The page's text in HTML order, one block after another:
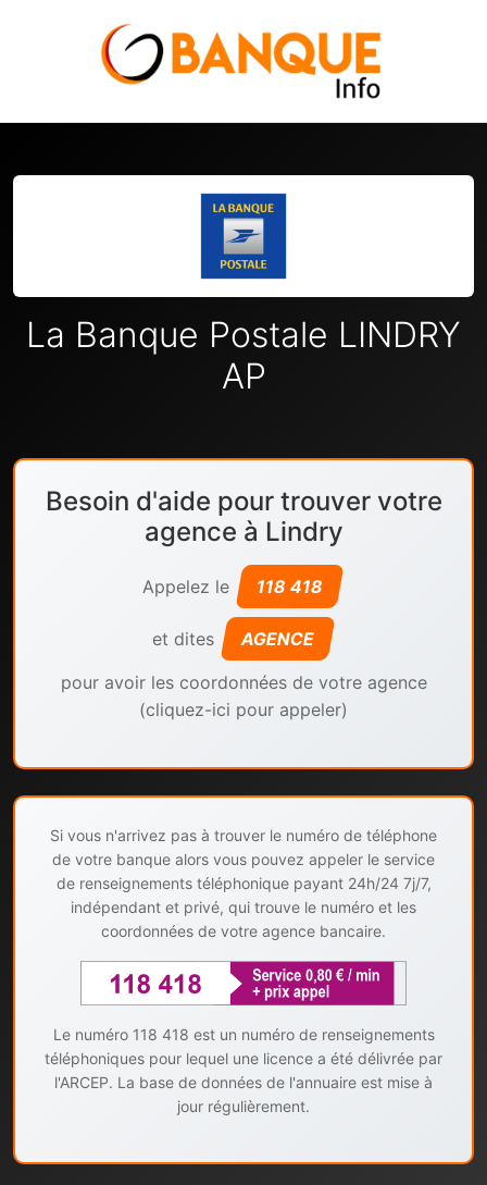
La Banque Postale LINDRY
AP
Besoin d'aide pour trouver votre
agence à Lindry
Appelez le 118 418
et dites AGENCE
pour avoir les coordonnées de votre agence
(cliquez-ici pour appeler)
Si vous n'arrivez pas à trouver le numéro de téléphone
de votre banque alors vous pouvez appeler le service
de renseignements téléphonique payant 24h/24 7j/7,
indépendant et privé, qui trouve le numéro et les
coordonnées de votre agence bancaire.
Le numéro 118 418 est un numéro de renseignements
téléphoniques pour lequel une licence a été délivrée par
l'ARCEP. La base de données de l'annuaire est mise à
jour régulièrement.